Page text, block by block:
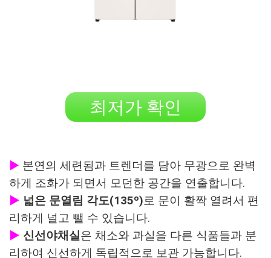
최저가 확인
▶ 본연의 세련됨과 트렌더를 담아 무광으로 완벽
하게 조화가 되면서 모던한 공간을 연출합니다.
▶ 넓은 문열림 각도(135º)로 문이 활짝 열려서 편
리하게 널고 뺄 수 있습니다.
▶ 신선야채실은 채소와 과실을 다른 식품들과 분
리하여 신선하게 독립적으로 보관 가능합니다.